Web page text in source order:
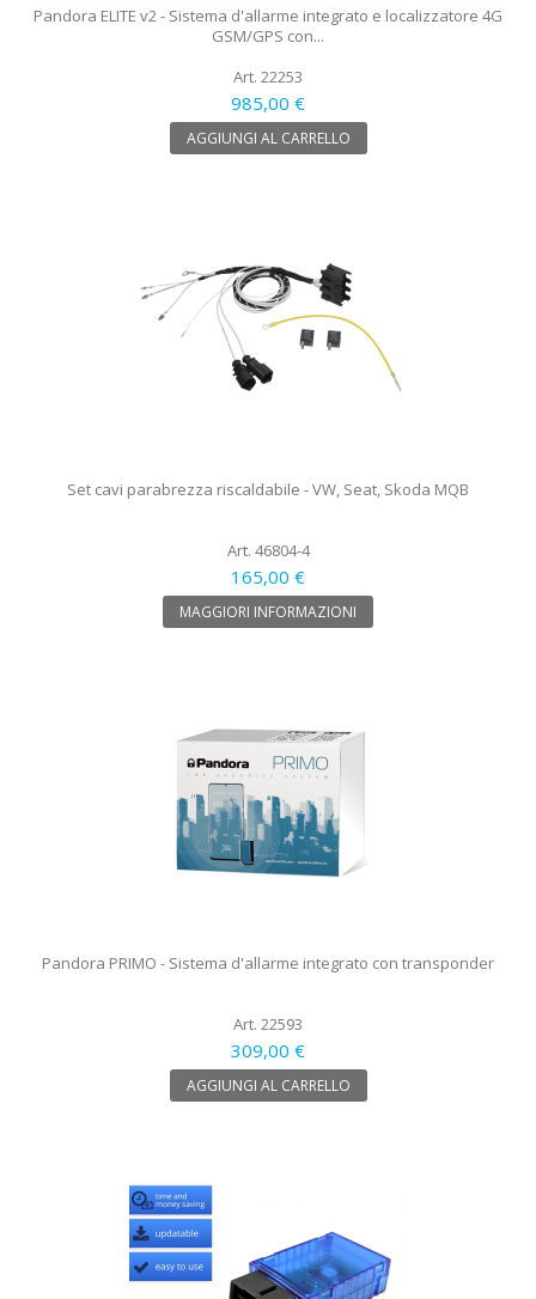
Pandora ELITE v2 - Sistema d'allarme integrato e localizzatore 4G
GSM/GPS con...
Art. 22253
985,00 €
AGGIUNGI AL CARRELLO
Set cavi parabrezza riscaldabile - VW, Seat, Skoda MQB
Art. 46804-4
165,00 €
MAGGIORI INFORMAZIONI
Pandora PRIMO - Sistema d'allarme integrato con transponder
Art. 22593
309,00 €
AGGIUNGI AL CARRELLO